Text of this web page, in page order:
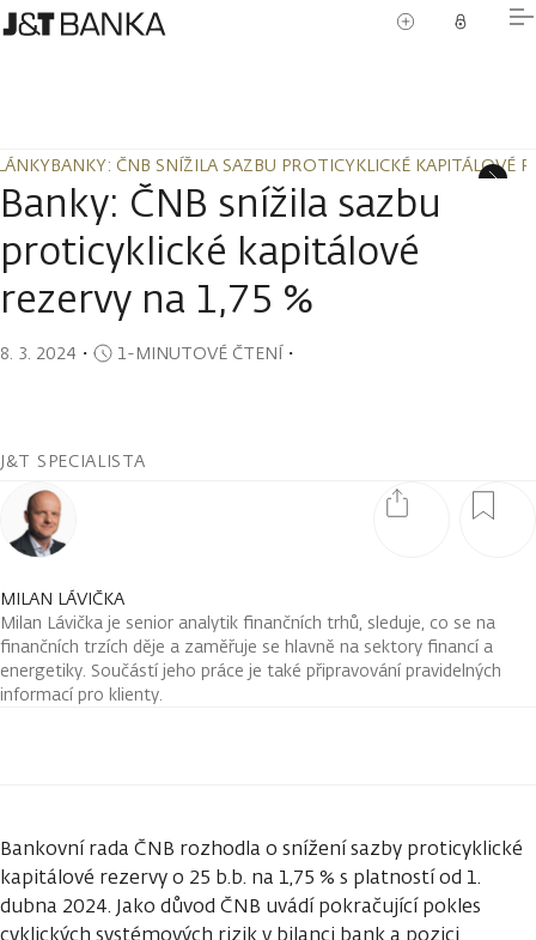
BANKY: ČNB SNÍŽILA SAZBU PROTICYKLICKÉ KAPITÁLOVÉ
BANKY: ČNB SNÍŽILA SAZBU PROTICYKLICKÉ KAPITÁLOVÉ
Banky: ČNB snížila sazbu
proticyklické kapitálové
rezervy na 1,75 %
8. 3. 2024 ・ 1-MINUTOVÉ ČTENÍ・
J&T SPECIALISTA
MILAN LÁVIČKA
Milan Lávička je senior analytik finančních trhů, sleduje, co se na
finančních trzích děje a zaměřuje se hlavně na sektory financí a
energetiky. Součástí jeho práce je také připravování pravidelných
informací pro klienty.
Bankovní rada ČNB rozhodla o snížení sazby proticyklické
kapitálové rezervy o 25 b.b. na 1,75 % s platností od 1.
dubna 2024. Jako důvod ČNB uvádí pokračující pokles
cyklických systémových rizik v bilanci bank a pozici